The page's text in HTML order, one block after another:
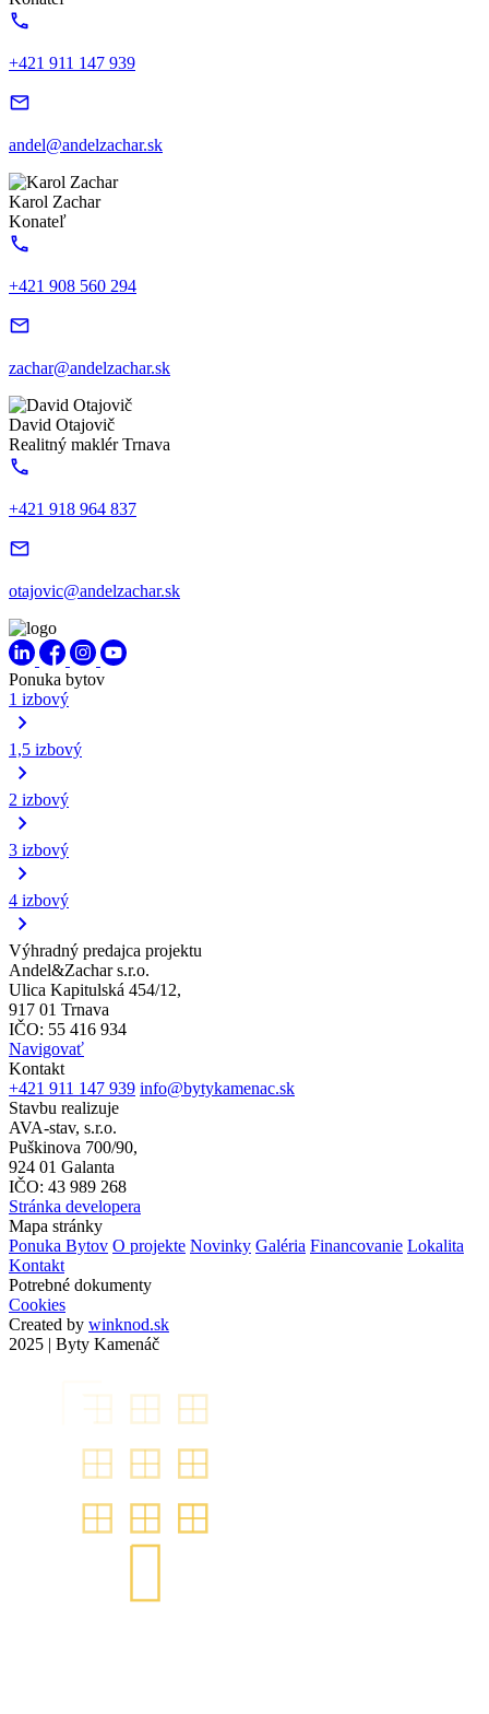
+421 911 147 939
andel@andelzachar.sk
Karol Zachar
Konateľ
+421 908 560 294
zachar@andelzachar.sk
David Otajovič
Realitný maklér Trnava
+421 918 964 837
otajovic@andelzachar.sk
Ponuka bytov
1 izbový
1,5 izbový
2 izbový
3 izbový
4 izbový
Výhradný predajca projektu
Andel&Zachar s.r.o.
Ulica Kapitulská 454/12,
917 01 Trnava
IČO: 55 416 934
Navigovať
Kontakt
+421 911 147 939 info@bytykamenac.sk
Stavbu realizuje
AVA-stav, s.r.o.
Puškinova 700/90,
924 01 Galanta
IČO: 43 989 268
Stránka developera
Mapa stránky
Ponuka Bytov O projekte Novinky Galéria Financovanie Lokalita
Kontakt
Potrebné dokumenty
Cookies
Created by winknod.sk
2025 | Byty Kamenáč